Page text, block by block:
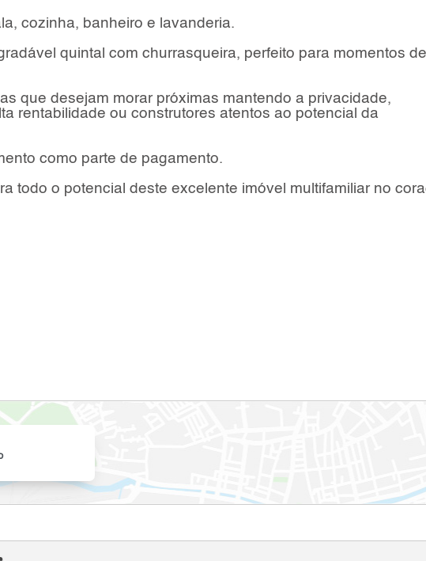
cozinha, banheiro e lavanderia.
quintal com churrasqueira, perfeito para momentos de
que desejam morar próximas mantendo a privacidade,
rentabilidade ou construtores atentos ao potencial da
como parte de pagamento.
todo o potencial deste excelente imóvel multifamiliar no